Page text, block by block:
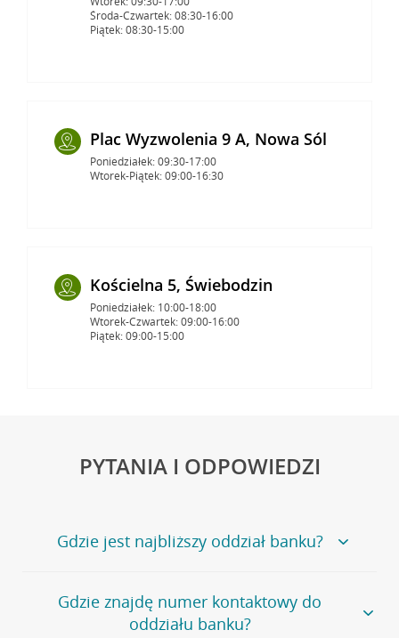
Środa-Czwartek: 08:30-16:00
Piątek: 08:30-15:00
Plac Wyzwolenia 9 A, Nowa Sól
Poniedziałek: 09:30-17:00
Wtorek-Piątek: 09:00-16:30
Kościelna 5, Świebodzin
Poniedziałek: 10:00-18:00
Wtorek-Czwartek: 09:00-16:00
Piątek: 09:00-15:00
PYTANIA I ODPOWIEDZI
Gdzie jest najbliższy oddział banku?
Jeśli szukasz oddziału naszego banku, zapraszamy na
stronęPlacówki i bankomaty, na której znajduje się
wygodna wyszukiwarka.
Gdzie znajdę numer kontaktowy do
oddziału banku?